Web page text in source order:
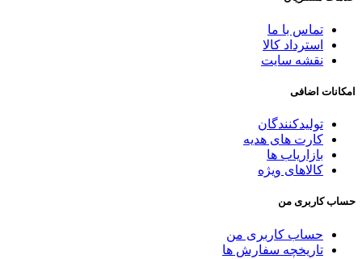
تماس با ما
استرداد کالا
نقشه سایت
امکانات اضافی
تولیدکنندگان
کارت های هدیه
بازاریاب ها
کالاهای ویژه
حساب کاربری من
حساب کاربری من
تاریخچه سفارش ها